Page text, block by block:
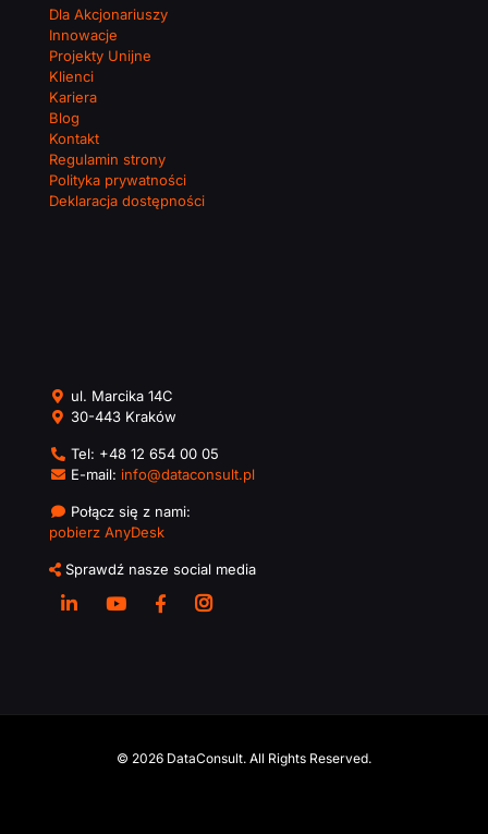
Dla Akcjonariuszy
Innowacje
Projekty Unijne
Klienci
Kariera
Blog
Kontakt
Regulamin strony
Polityka prywatności
Deklaracja dostępności
ul. Marcika 14C
30-443 Kraków
Tel: +48 12 654 00 05
E-mail: info@dataconsult.pl
Połącz się z nami:
pobierz AnyDesk
Sprawdź nasze social media
© 2026 DataConsult. All Rights Reserved.